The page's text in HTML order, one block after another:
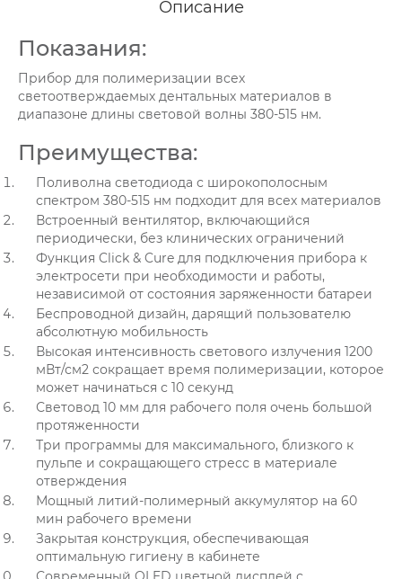
Описание
Показания:
Прибор для полимеризации всех
светоотверждаемых дентальных материалов в
диапазоне длины световой волны 380-515 нм.
Преимущества:
Поливолна светодиода с широкополосным
спектром 380-515 нм подходит для всех материалов
Встроенный вентилятор, включающийся
периодически, без клинических ограничений
Функция Click & Cure для подключения прибора к
электросети при необходимости и работы,
независимой от состояния заряженности батареи
Беспроводной дизайн, дарящий пользователю
абсолютную мобильность
Высокая интенсивность светового излучения 1200
мВт/см2 сокращает время полимеризации, которое
может начинаться с 10 секунд
Световод 10 мм для рабочего поля очень большой
протяженности
Три программы для максимального, близкого к
пульпе и сокращающего стресс в материале
отверждения
Мощный литий-полимерный аккумулятор на 60
мин рабочего времени
Закрытая конструкция, обеспечивающая
оптимальную гигиену в кабинете